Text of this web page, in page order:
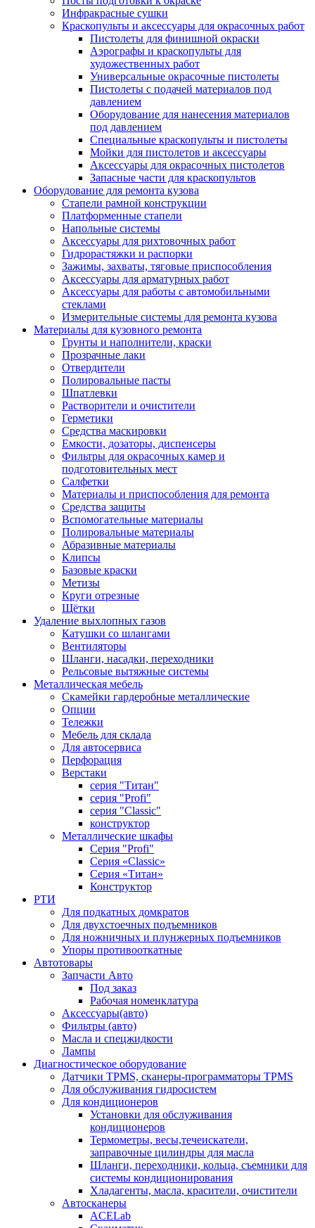
Инфракрасные сушки
Краскопульты и аксессуары для окрасочных работ
Пистолеты для финишной окраски
Аэрографы и краскопульты для
художественных работ
Универсальные окрасочные пистолеты
Пистолеты с подачей материалов под
давлением
Оборудование для нанесения материалов
под давлением
Специальные краскопульты и пистолеты
Мойки для пистолетов и аксессуары
Аксессуары для окрасочных пистолетов
Запасные части для краскопультов
Оборудование для ремонта кузова
Стапели рамной конструкции
Платформенные стапели
Напольные системы
Аксессуары для рихтовочных работ
Гидрорастяжки и распорки
Зажимы, захваты, тяговые приспособления
Аксессуары для арматурных работ
Аксессуары для работы с автомобильными
стеклами
Измерительные системы для ремонта кузова
Материалы для кузовного ремонта
Грунты и наполнители, краски
Прозрачные лаки
Отвердители
Полировальные пасты
Шпатлевки
Растворители и очистители
Герметики
Средства маскировки
Емкости, дозаторы, диспенсеры
Фильтры для окрасочных камер и
подготовительных мест
Салфетки
Материалы и приспособления для ремонта
Средства защиты
Вспомогательные материалы
Полировальные материалы
Абразивные материалы
Клипсы
Базовые краски
Метизы
Круги отрезные
Щётки
Удаление выхлопных газов
Катушки со шлангами
Вентиляторы
Шланги, насадки, переходники
Рельсовые вытяжные системы
Металлическая мебель
Скамейки гардеробные металлические
Опции
Тележки
Мебель для склада
Для автосервиса
Перфорация
Верстаки
серия "Титан"
серия "Profi"
серия "Classic"
конструктор
Металлические шкафы
Серия "Profi"
Серия «Classic»
Серия «Титан»
Конструктор
РТИ
Для подкатных домкратов
Для двухстоечных подъемников
Для ножничных и плунжерных подъемников
Упоры противооткатные
Автотовары
Запчасти Авто
Под заказ
Рабочая номенклатура
Аксессуары(авто)
Фильтры (авто)
Масла и спецжидкости
Лампы
Диагностическое оборудование
Датчики TPMS, сканеры-программаторы TPMS
Для обслуживания гидросистем
Для кондиционеров
Установки для обслуживания
кондиционеров
Термометры, весы,течеискатели,
заправочные цилиндры для масла
Шланги, переходники, кольца, съемники для
системы кондиционирования
Хладагенты, масла, красители, очистители
Автосканеры
ACELab